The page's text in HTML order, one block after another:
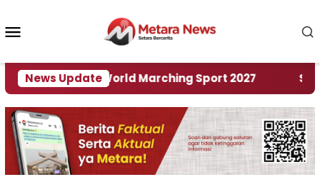
konten
News Update
Rumah World Marching Sport 2027 ‎Soal